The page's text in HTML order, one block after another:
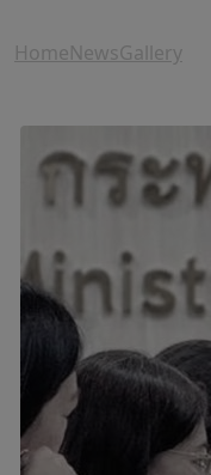
HomeNewsGallery